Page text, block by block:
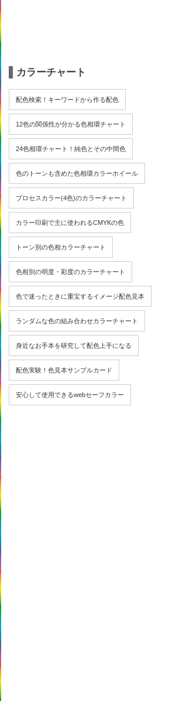
カラーチャート
配色検索！キーワードから作る配色
12色の関係性が分かる色相環チャート
24色相環チャート！純色とその中間色
色のトーンも含めた色相環カラーホイール
プロセスカラー(4色)のカラーチャート
カラー印刷で主に使われるCMYKの色
トーン別の色相カラーチャート
色相別の明度・彩度のカラーチャート
色で迷ったときに重宝するイメージ配色見本
ランダムな色の組み合わせカラーチャート
身近なお手本を研究して配色上手になる
配色実験！色見本サンプルカード
安心して使用できるwebセーフカラー